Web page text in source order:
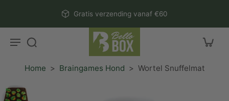
Gratis verzending vanaf €60
Home > Braingames Hond > Wortel Snuffelmat